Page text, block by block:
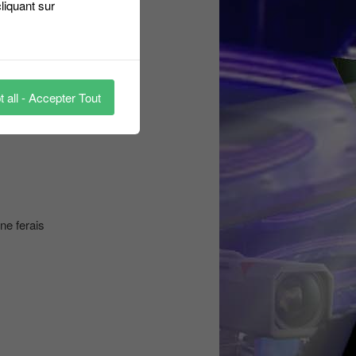
,nagui,
ferais
sur
all - Accepter Tout